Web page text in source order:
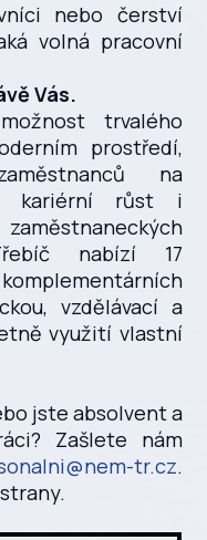
nebo čerství
volná pracovní
Vás.
trvalého
prostředí,
na
kariérní růst i
nabízí 17
vzdělávací a
využití vlastní
jste absolvent a
Zašlete nám
tr.cz.